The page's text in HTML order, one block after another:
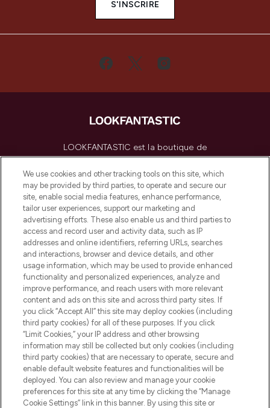
S'INSCRIRE
LOOKFANTASTIC est la boutique de
beauté incontournable en Europe,
proposant les meilleurs produits de soins
de la peau, des cheveux et de maquillage
de plus de 200 marques prestigieuses.
Faites vos achats en ligne ou via
l’application, avec la livraison offerte dès
55€ d'achat.
Consentement aux cookies
Do Not Sell or Share My Personal
Information
AIDE ET INFORMATIONS
INFORMATIONS GÉNÉRALES
À PROPOS DE LOOKFANTASTIC
We use cookies and other tracking tools on this site, which
may be provided by third parties, to operate and secure our
site, enable social media features, enhance performance,
tailor user experiences, support our marketing and
advertising efforts. These also enable us and third parties to
access and record user and activity data, such as IP
addresses and online identifiers, referring URLs, searches
and interactions, browser and device details, and other
usage information, which may be used to provide enhanced
functionality and personalized experiences, analyze and
improve performance, and reach users with more relevant
content and ads on this site and across third party sites. If
you click “Accept All” this site may deploy cookies (including
third party cookies) for all of these purposes. If you click
“Limit Cookies,” your IP address and other browsing
information may still be collected but only cookies (including
third party cookies) that are necessary to operate, secure and
enable default website features and functionalities will be
deployed. You can also review and manage your cookie
preferences for this site at any time by clicking the “Manage
Cookie Settings” link in this banner. By using this site or